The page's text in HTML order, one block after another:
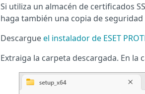
Si utiliza un almacén de certificados
haga también una copia de
Descargueel instalador de ESET
Extraiga la carpeta descargada. En